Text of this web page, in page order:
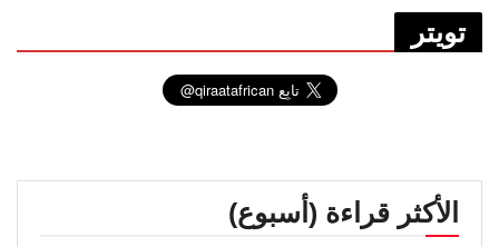
تويتر
الأكثر قراءة (أسبوع)